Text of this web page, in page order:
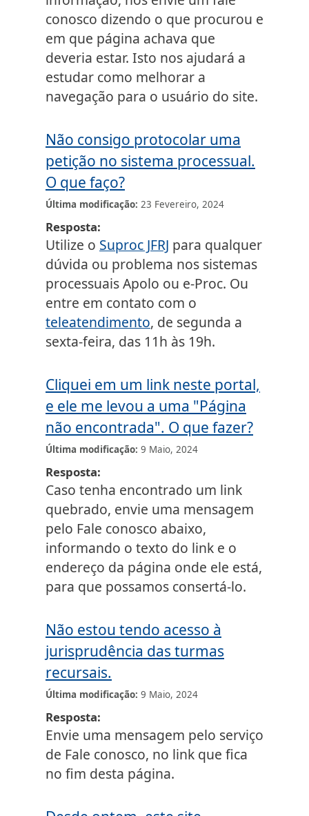
conosco dizendo o que procurou e
em que página achava que
deveria estar. Isto nos ajudará a
estudar como melhorar a
navegação para o usuário do site.
Não consigo protocolar uma
petição no sistema processual.
O que faço?
Última modificação 23 Fevereiro, 2024
Resposta
Utilize o Suproc JFRJ para qualquer
dúvida ou problema nos sistemas
processuais Apolo ou e-Proc. Ou
entre em contato com o
teleatendimento, de segunda a
sexta-feira, das 11h às 19h.
Cliquei em um link neste portal,
e ele me levou a uma "Página
não encontrada". O que fazer?
Última modificação 9 Maio, 2024
Resposta
Caso tenha encontrado um link
quebrado, envie uma mensagem
pelo Fale conosco abaixo,
informando o texto do link e o
endereço da página onde ele está,
para que possamos consertá-lo.
Não estou tendo acesso à
jurisprudência das turmas
recursais.
Última modificação 9 Maio, 2024
Resposta
Envie uma mensagem pelo serviço
de Fale conosco, no link que fica
no fim desta página.